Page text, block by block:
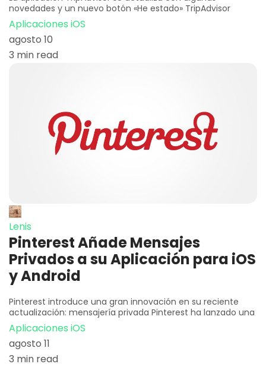
novedades y un nuevo botón «He estado» TripAdvisor
Aplicaciones iOS
agosto 10
3 min read
Lenis
Pinterest Añade Mensajes
Privados a su Aplicación para iOS
y Android
Pinterest introduce una gran innovación en su reciente
actualización: mensajería privada Pinterest ha lanzado una
Aplicaciones iOS
agosto 11
3 min read